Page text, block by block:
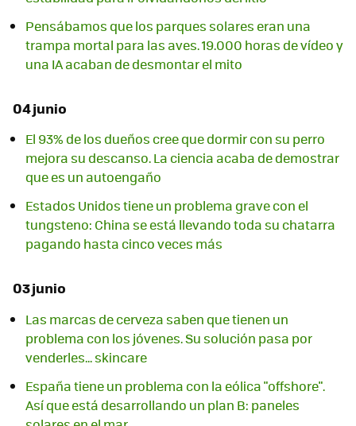
Pensábamos que los parques solares eran una
trampa mortal para las aves. 19.000 horas de vídeo y
una IA acaban de desmontar el mito
04 junio
El 93% de los dueños cree que dormir con su perro
mejora su descanso. La ciencia acaba de demostrar
que es un autoengaño
Estados Unidos tiene un problema grave con el
tungsteno: China se está llevando toda su chatarra
pagando hasta cinco veces más
03 junio
Las marcas de cerveza saben que tienen un
problema con los jóvenes. Su solución pasa por
venderles... skincare
España tiene un problema con la eólica "offshore".
Así que está desarrollando un plan B: paneles